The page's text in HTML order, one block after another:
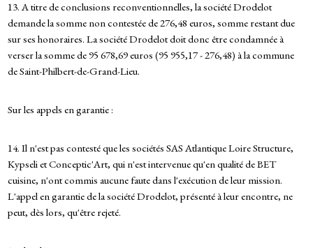
13. A titre de conclusions reconventionnelles, la société Drodelot
demande la somme non contestée de 276,48 euros, somme restant due
sur ses honoraires. La société Drodelot doit donc être condamnée à
verser la somme de 95 678,69 euros (95 955,17 - 276,48) à la commune
de Saint-Philbert-de-Grand-Lieu.
Sur les appels en garantie :
14. Il n'est pas contesté que les sociétés SAS Atlantique Loire Structure,
Kypseli et Conceptic'Art, qui n'est intervenue qu'en qualité de BET
cuisine, n'ont commis aucune faute dans l'exécution de leur mission.
L'appel en garantie de la société Drodelot, présenté à leur encontre, ne
peut, dès lors, qu'être rejeté.